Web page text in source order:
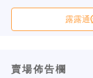
露露通
賣場佈告欄